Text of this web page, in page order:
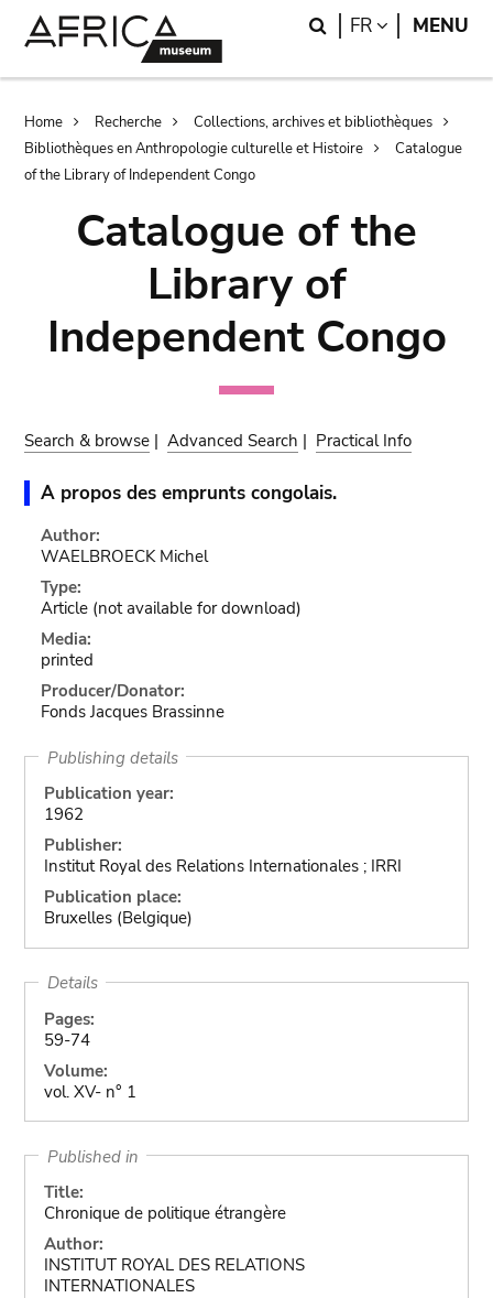
Search
FR LANGUAGE
MENU
Breadcrumb
Home Recherche
Collections, archives et bibliothèques
Bibliothèques en Anthropologie culturelle et Histoire
Catalogue
of the Library of Independent Congo
Catalogue of the
Library of
Independent Congo
Search & browse |Advanced Search | Practical Info
A propos des emprunts congolais.
Author:
WAELBROECK Michel
Type:
Article (not available for download)
Media:
printed
Producer/Donator:
Fonds Jacques Brassinne
Publishing details
Publication year:
1962
Publisher:
Institut Royal des Relations Internationales ; IRRI
Publication place:
Bruxelles (Belgique)
Details
Pages:
59-74
Volume:
vol. XV- n° 1
Published in
Title:
Chronique de politique étrangère
Author:
INSTITUT ROYAL DES RELATIONS
INTERNATIONALES